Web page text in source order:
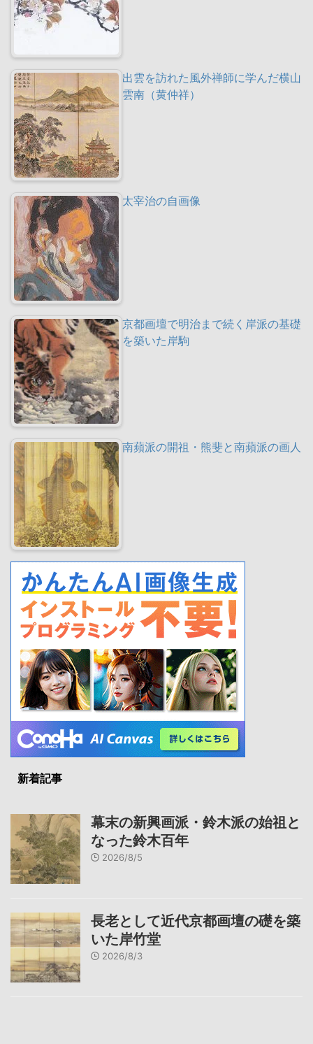
出雲を訪れた風外禅師に学んだ横山
雲南（黄仲祥）
太宰治の自画像
京都画壇で明治まで続く岸派の基礎
を築いた岸駒
南蘋派の開祖・熊斐と南蘋派の画人
新着記事
幕末の新興画派・鈴木派の始祖と
なった鈴木百年
2026/8/5
長老として近代京都画壇の礎を築
いた岸竹堂
2026/8/3